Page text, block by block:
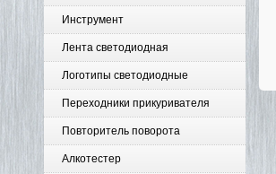
Инструмент
Лента светодиодная
Логотипы светодиодные
Переходники прикуривателя
Повторитель поворота
Алкотестер